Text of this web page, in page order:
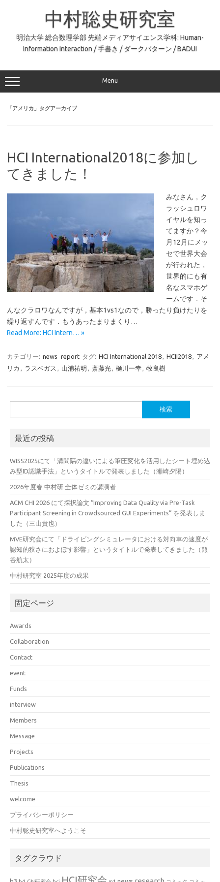
中村聡史研究室
明治大学 総合数理学部 先端メディアサイエンス学科: Human-
Information Interaction / 手書き / ダークパターン / BADUI
Menu
「アメリカ 」タグアーカイブ
HCI International2018に参加し
てきました！
みなさん，ク
ラッシュロワ
イヤルを知っ
てますか？今
月12月にメッ
セで世界大会
が行われた，
世界的にも有
名なスマホゲ
ームです．そ
んなクラロワなんですが，基本1vs1なので，勝ったり負けたりを
繰り返すんです．もうあったまりまくり…
Read More: HCI Intern… »
カテゴリー: news report タグ: HCI International 2018, HCII2018, アメ
リカ , ラスベガス , 山浦祐明 , 斎藤光, 樋川一幸, 牧良樹
索:
最近の投稿
WISS2025にて「溝間隔の違いによる筆圧変化を活用したシート埋め込
み型ID認識手法」というタイトルで発表しました（瀬崎夕陽）
2026年度春 中村研 全体ゼミの講演者
ACM CHI 2026 にて採択論文 “Improving Data Quality via Pre-Task
Participant Screening in Crowdsourced GUI Experiments” を発表しま
した（三山貴也）
MVE研究会にて「ドライビングシミュレータにおける対向車の速度が
認知的狭さにおよぼす影響」というタイトルで発表してきました（熊
谷航太）
中村研究室 2025年度の成果
固定ページ
Awards
Collaboration
Contact
event
Funds
interview
Members
Message
Projects
Publications
Thesis
welcome
プライバシーポリシー
中村聡史研究室へようこそ
タグクラウド